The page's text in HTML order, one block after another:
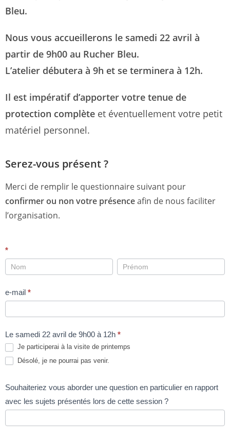
Bleu.
Nous vous accueillerons le samedi 22 avril à
partir de 9h00 au Rucher Bleu.
L’atelier débutera à 9h et se terminera à 12h.
Il est impératif d’apporter votre tenue de
protection complète et éventuellement votre petit
matériel personnel.
Serez-vous présent ?
Merci de remplir le questionnaire suivant pour
confirmer ou non votre présenceafin de nous faciliter
l’organisation.
2023
Participation
la
printemps
*
e-mail *
Le samedi 22 avril de 9h00 à 12h *
Je participerai à la visite de printemps
Désolé, je ne pourrai pas venir.
Souhaiteriez vous aborder une question en particulier en rapport
avec les sujets présentés lors de cette session ?